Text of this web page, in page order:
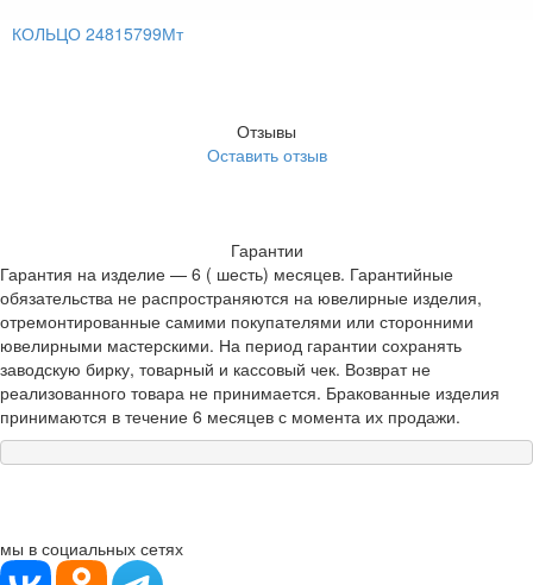
КОЛЬЦО 24815799Мт
Отзывы
Оставить отзыв
Гарантии
Гарантия на изделие — 6 ( шесть) месяцев. Гарантийные
обязательства не распространяются на ювелирные изделия,
отремонтированные самими покупателями или сторонними
ювелирными мастерскими. На период гарантии сохранять
заводскую бирку, товарный и кассовый чек. Возврат не
реализованного товара не принимается. Бракованные изделия
принимаются в течение 6 месяцев с момента их продажи.
мы в социальных сетях